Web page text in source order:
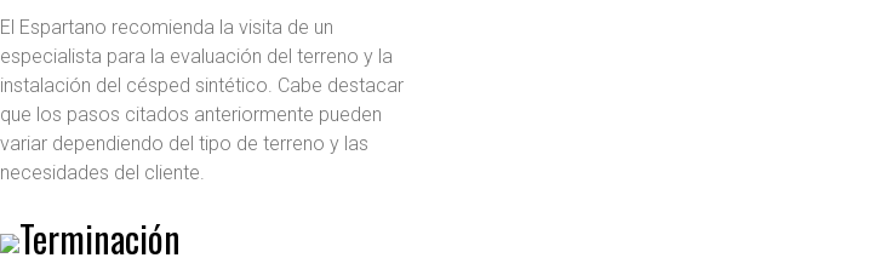
El Espartano recomienda la visita de un
especialista para la evaluación del terreno y la
instalación del césped sintético. Cabe destacar
que los pasos citados anteriormente pueden
variar dependiendo del tipo de terreno y las
necesidades del cliente.
Terminación